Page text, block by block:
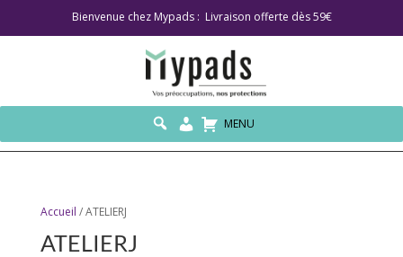
Bienvenue chez Mypads : Livraison offerte dès 59€
MENU
Accueil / ATELIERJ
ATELIERJ